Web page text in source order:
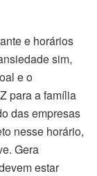
e horários
sim,
e o
para a família
das empresas
nesse horário,
Gera
estar